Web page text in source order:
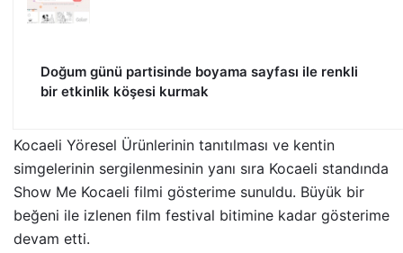
Doğum günü partisinde boyama sayfası ile renkli
bir etkinlik köşesi kurmak
Kocaeli Yöresel Ürünlerinin tanıtılması ve kentin
simgelerinin sergilenmesinin yanı sıra Kocaeli standında
Show Me Kocaeli filmi gösterime sunuldu. Büyük bir
beğeni ile izlenen film festival bitimine kadar gösterime
devam etti.